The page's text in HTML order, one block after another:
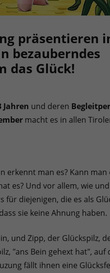
präsentieren
bezauberndes
das Glück!
Jahren und deren
macht es in allen
erkennt man es? Kann man
es? Und vor allem, wie
für diejenigen, die es als
sie keine Ahnung haben.
und Zipp, der Glückspilz,
"ans Bein gehext hat", auf
fällt ihnen eine